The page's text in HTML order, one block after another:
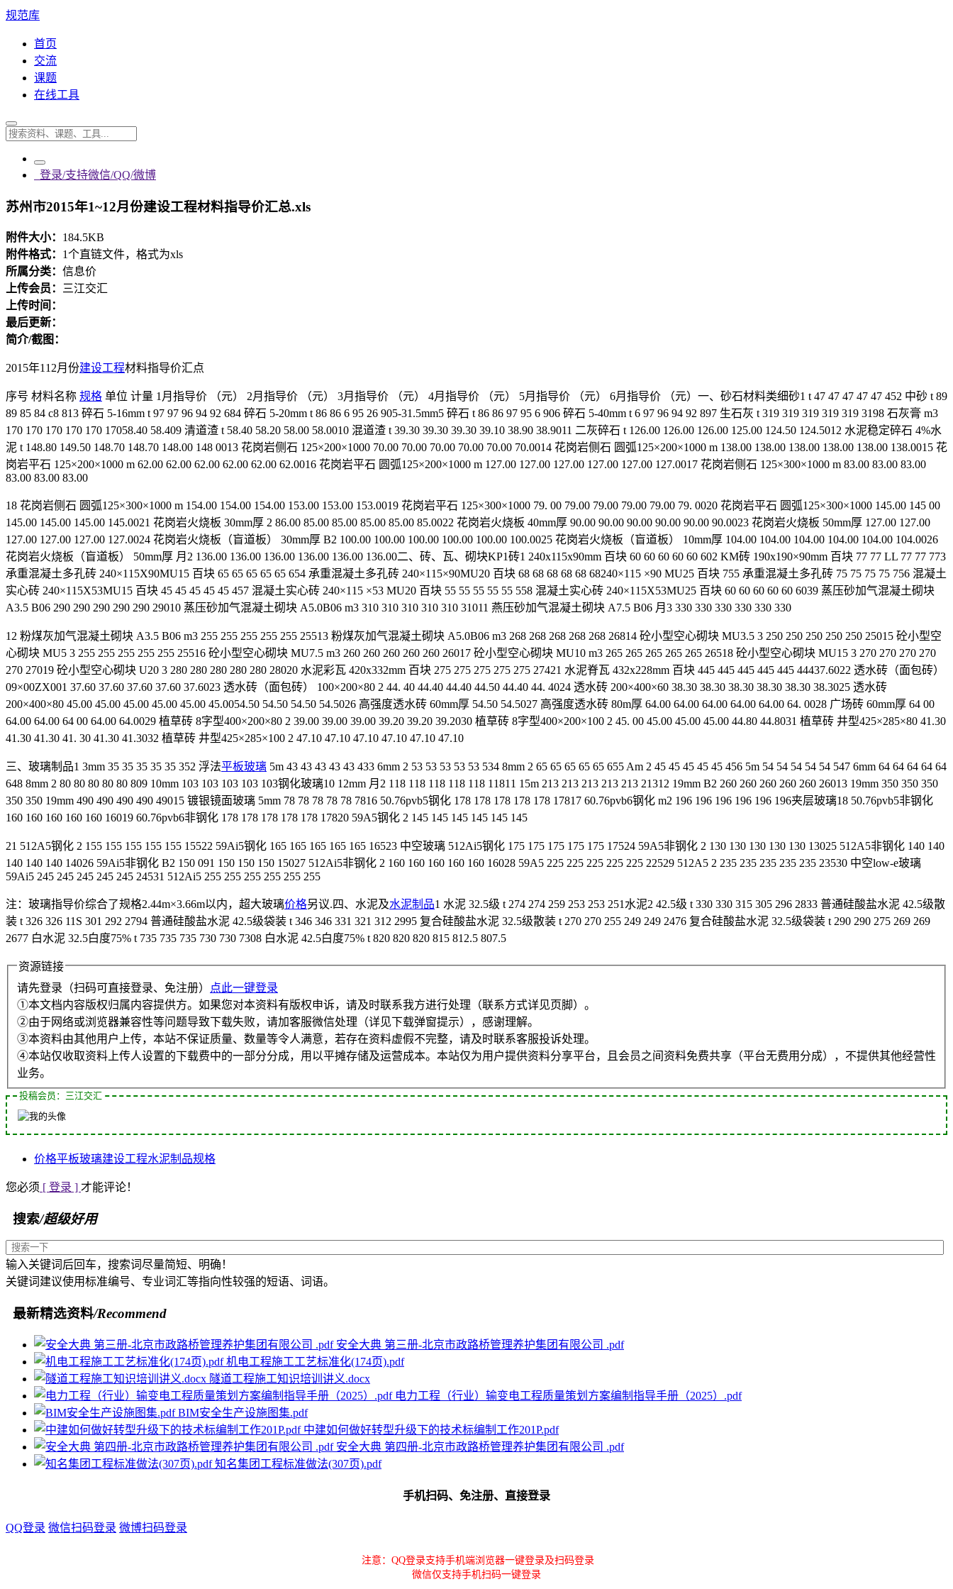
规范库
首页
交流
课题
在线工具
登录/支持微信/QQ/微博
苏州市2015年1~12月份建设工程材料指导价汇总.xls
附件大小： 184.5KB
附件格式： 1个直链文件，格式为xls
所属分类： 信息价
上传会员： 三江交汇
上传时间：
最后更新：
简介/截图：
2015年112月份建设工程材料指导价汇点
序号 材料名称 规格 单位 计量 1月指导价 （元） 2月指导价 （元） 3月指导价 （元） 4月指导价 （元） 5月指导价 （元） 6月指导价 （元）一、砂石材料类细砂1 t 47 47 47 47 47 452 中砂 t 89
89 85 84 c8 813 碎石 5-16mm t 97 97 96 94 92 684 碎石 5-20mm t 86 86 6 95 26 905-31.5mm5 碎石 t 86 86 97 95 6 906 碎石 5-40mm t 6 97 96 94 92 897 生石灰 t 319 319 319 319 319 3198 石灰膏 m3
170 170 170 170 170 17058.40 58.409 清道渣 t 58.40 58.20 58.00 58.0010 混道渣 t 39.30 39.30 39.30 39.10 38.90 38.9011 二灰碎石 t 126.00 126.00 126.00 125.00 124.50 124.5012 水泥稳定碎石 4%水
泥 t 148.80 149.50 148.70 148.70 148.00 148 0013 花岗岩侧石 125×200×1000 70.00 70.00 70.00 70.00 70.00 70.0014 花岗岩侧石 圆弧125×200×1000 m 138.00 138.00 138.00 138.00 138.00 138.0015 花
岗岩平石 125×200×1000 m 62.00 62.00 62.00 62.00 62.00 62.0016 花岗岩平石 圆弧125×200×1000 m 127.00 127.00 127.00 127.00 127.00 127.0017 花岗岩侧石 125×300×1000 m 83.00 83.00 83.00
83.00 83.00 83.00
18 花岗岩侧石 圆弧125×300×1000 m 154.00 154.00 154.00 153.00 153.00 153.0019 花岗岩平石 125×300×1000 79. 00 79.00 79.00 79.00 79.00 79. 0020 花岗岩平石 圆弧125×300×1000 145.00 145 00
145.00 145.00 145.00 145.0021 花岗岩火烧板 30mm厚 2 86.00 85.00 85.00 85.00 85.00 85.0022 花岗岩火烧板 40mm厚 90.00 90.00 90.00 90.00 90.00 90.0023 花岗岩火烧板 50mm厚 127.00 127.00
127.00 127.00 127.00 127.0024 花岗岩火烧板（盲道板） 30mm厚 B2 100.00 100.00 100.00 100.00 100.00 100.0025 花岗岩火烧板（盲道板） 10mm厚 104.00 104.00 104.00 104.00 104.00 104.0026
花岗岩火烧板（盲道板） 50mm厚 月2 136.00 136.00 136.00 136.00 136.00 136.00二、砖、瓦、砌块KP1砖1 240x115x90mm 百块 60 60 60 60 60 602 KM砖 190x190×90mm 百块 77 77 LL 77 77 773
承重混凝土多孔砖 240×115X90MU15 百块 65 65 65 65 65 654 承重混凝土多孔砖 240×115×90MU20 百块 68 68 68 68 68 68240×115 ×90 MU25 百块 755 承重混凝土多孔砖 75 75 75 75 756 混凝土
实心砖 240×115X53MU15 百块 45 45 45 45 45 457 混凝土实心砖 240×115 ×53 MU20 百块 55 55 55 55 55 558 混凝土实心砖 240×115X53MU25 百块 60 60 60 60 60 6039 蒸压砂加气混凝土砌块
A3.5 B06 290 290 290 290 290 29010 蒸压砂加气混凝土砌块 A5.0B06 m3 310 310 310 310 310 31011 燕压砂加气混凝土砌块 A7.5 B06 月3 330 330 330 330 330 330
12 粉煤灰加气混凝土砌块 A3.5 B06 m3 255 255 255 255 255 25513 粉煤灰加气混凝土砌块 A5.0B06 m3 268 268 268 268 268 26814 砼小型空心砌块 MU3.5 3 250 250 250 250 250 25015 砼小型空
心砌块 MU5 3 255 255 255 255 255 25516 砼小型空心砌块 MU7.5 m3 260 260 260 260 260 26017 砼小型空心砌块 MU10 m3 265 265 265 265 265 26518 砼小型空心砌块 MU15 3 270 270 270 270
270 27019 砼小型空心砌块 U20 3 280 280 280 280 280 28020 水泥彩瓦 420x332mm 百块 275 275 275 275 275 27421 水泥脊瓦 432x228mm 百块 445 445 445 445 445 44437.6022 透水砖（面包砖）
09×00ZX001 37.60 37.60 37.60 37.60 37.6023 透水砖（面包砖） 100×200×80 2 44. 40 44.40 44.40 44.50 44.40 44. 4024 透水砖 200×400×60 38.30 38.30 38.30 38.30 38.30 38.3025 透水砖
200×400×80 45.00 45.00 45.00 45.00 45.00 45.0054.50 54.50 54.50 54.5026 高强度透水砖 60mm厚 54.50 54.5027 高强度透水砖 80m厚 64.00 64.00 64.00 64.00 64.00 64. 0028 广场砖 60mm厚 64 00
64.00 64.00 64 00 64.00 64.0029 植草砖 8字型400×200×80 2 39.00 39.00 39.00 39.20 39.20 39.2030 植草砖 8字型400×200×100 2 45. 00 45.00 45.00 45.00 44.80 44.8031 植草砖 井型425×285×80 41.30
41.30 41.30 41. 30 41.30 41.3032 植草砖 井型425×285×100 2 47.10 47.10 47.10 47.10 47.10 47.10
三、玻璃制品1 3mm 35 35 35 35 35 352 浮法平板玻璃 5m 43 43 43 43 43 433 6mm 2 53 53 53 53 53 534 8mm 2 65 65 65 65 65 655 Am 2 45 45 45 45 45 456 5m 54 54 54 54 54 547 6mm 64 64 64 64 64
648 8mm 2 80 80 80 80 80 809 10mm 103 103 103 103 103钢化玻璃10 12mm 月2 118 118 118 118 118 11811 15m 213 213 213 213 213 21312 19mm B2 260 260 260 260 260 26013 19mm 350 350 350
350 350 19mm 490 490 490 490 49015 镀银镜面玻璃 5mm 78 78 78 78 78 7816 50.76pvb5钢化 178 178 178 178 178 17817 60.76pvb6钢化 m2 196 196 196 196 196 196夹层玻璃18 50.76pvb5非钢化
160 160 160 160 160 16019 60.76pvb6非钢化 178 178 178 178 178 17820 59A5钢化 2 145 145 145 145 145 145
21 512A5钢化 2 155 155 155 155 155 15522 59Ai5钢化 165 165 165 165 165 16523 中空玻璃 512Ai5钢化 175 175 175 175 175 17524 59A5非钢化 2 130 130 130 130 130 13025 512A5非钢化 140 140
140 140 140 14026 59Ai5非钢化 B2 150 091 150 150 150 15027 512Ai5非钢化 2 160 160 160 160 160 16028 59A5 225 225 225 225 225 22529 512A5 2 235 235 235 235 235 23530 中空low-e玻璃
59Ai5 245 245 245 245 245 24531 512Ai5 255 255 255 255 255 255
注：玻璃指导价综合了规格2.44m×3.66m以内，超大玻璃价格另议.四、水泥及水泥制品1 水泥 32.5级 t 274 274 259 253 253 251水泥2 42.5级 t 330 330 315 305 296 2833 普通硅酸盐水泥 42.5级散
装 t 326 326 11S 301 292 2794 普通硅酸盐水泥 42.5级袋装 t 346 346 331 321 312 2995 复合硅酸盐水泥 32.5级散装 t 270 270 255 249 249 2476 复合硅酸盐水泥 32.5级袋装 t 290 290 275 269 269
2677 白水泥 32.5白度75% t 735 735 735 730 730 7308 白水泥 42.5白度75% t 820 820 820 815 812.5 807.5
资源链接
请先登录（扫码可直接登录、免注册）
点此一键登录
①本文档内容版权归属内容提供方。如果您对本资料有版权申诉，请及时联系我方进行处理（联系方式详见页脚）。
②由于网络或浏览器兼容性等问题导致下载失败，请加客服微信处理（详见下载弹窗提示），感谢理解。
③本资料由其他用户上传，本站不保证质量、数量等令人满意，若存在资料虚假不完整，请及时联系客服投诉处理。
④本站仅收取资料上传人设置的下载费中的一部分分成，用以平摊存储及运营成本。本站仅为用户提供资料分享平台，且会员之间资料免费共享（平台无费用分成），不提供其他经营性
业务。
投稿会员：三江交汇
价格平板玻璃建设工程水泥制品规格
您必须 [ 登录 ] 才能评论！
搜索/超级好用
输入关键词后回车，搜索词尽量简短、明确！
关键词建议使用标准编号、专业词汇等指向性较强的短语、词语。
最新精选资料/Recommend
安全大典 第三册-北京市政路桥管理养护集团有限公司 .pdf
机电工程施工工艺标准化(174页).pdf
隧道工程施工知识培训讲义.docx
电力工程（行业）输变电工程质量策划方案编制指导手册（2025）.pdf
BIM安全生产设施图集.pdf
中建如何做好转型升级下的技术标编制工作201P.pdf
安全大典 第四册-北京市政路桥管理养护集团有限公司 .pdf
知名集团工程标准做法(307页).pdf
手机扫码、免注册、直接登录
QQ登录 微信扫码登录 微博扫码登录
注意：QQ登录支持手机端浏览器一键登录及扫码登录
微信仅支持手机扫码一键登录